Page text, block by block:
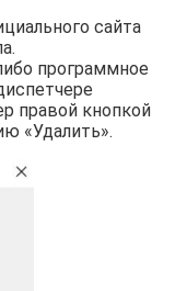
сайта
программное
правой кнопкой
«Удалить».